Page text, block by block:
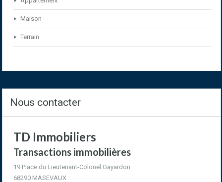
Maison
Terrain
Nous contacter
TD Immobiliers
Transactions immobilières
19 Place du Lieutenant-Colonel Gayardon
68290 MASEVAUX